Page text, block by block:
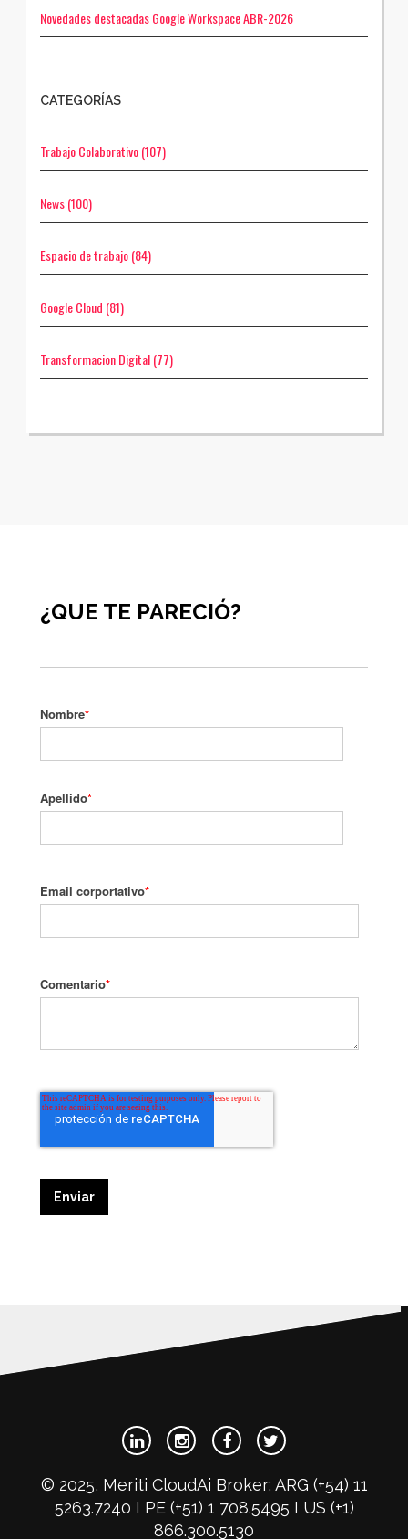
Novedades destacadas Google Workspace ABR-2026
CATEGORÍAS
Trabajo Colaborativo(107)
News(100)
Espacio de trabajo(84)
Google Cloud (81)
Transformacion Digital(77)
¿QUE TE PARECIÓ?
Nombre*
Apellido*
Email corportativo*
Comentario*
© 2025, Meriti CloudAi Broker: ARG (+54) 11
5263.7240 I PE (+51) 1 708.5495 I US (+1)
866.300.5130